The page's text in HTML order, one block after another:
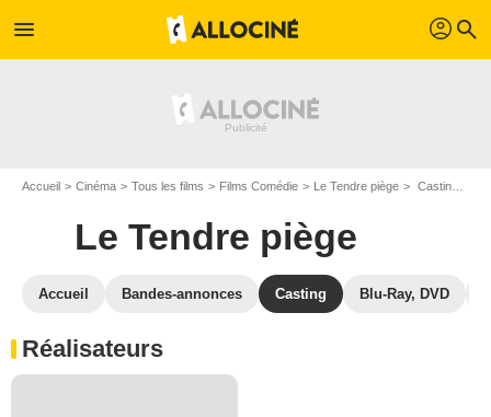
menu profil search
Accueil Cinéma Tous les films Films Comédie Le Tendre piège Casting Le Tendre piège
Le Tendre piège
Accueil Bandes-annonces Casting Blu-Ray, DVD
Réalisateurs